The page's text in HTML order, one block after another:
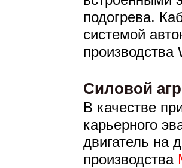
подогрева.
системой
производства
Силовой
В качестве
карьерного
двигатель на
производства